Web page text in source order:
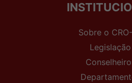
Sobre o
Legislação